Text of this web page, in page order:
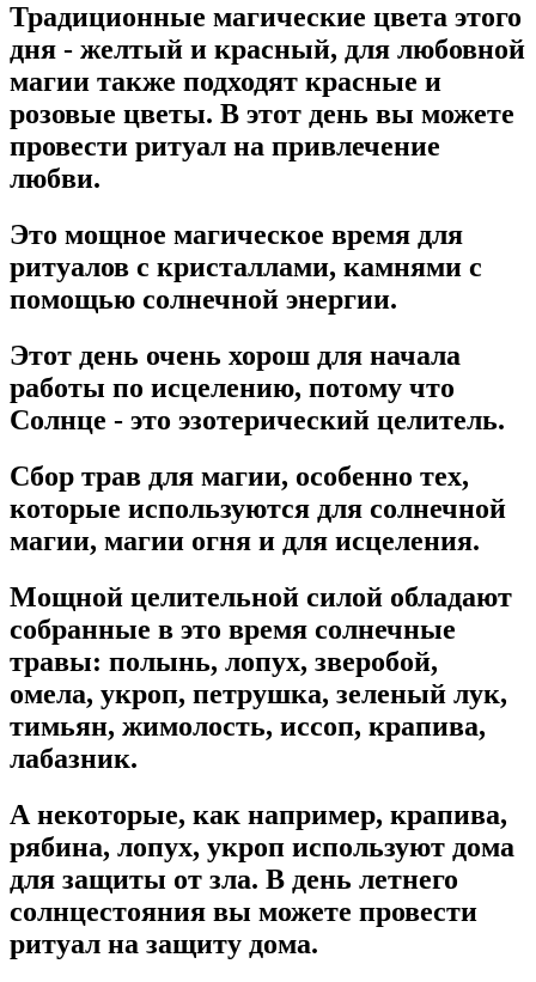
Традиционные магические цвета этого
дня - желтый и красный, для любовной
магии также подходят красные и
розовые цветы. В этот день вы можете
провести ритуал на привлечение
любви.
Это мощное магическое время для
ритуалов с кристаллами, камнями с
помощью солнечной энергии.
Этот день очень хорош для начала
работы по исцелению, потому что
Солнце - это эзотерический целитель.
Сбор трав для магии, особенно тех,
которые используются для солнечной
магии, магии огня и для исцеления.
Мощной целительной силой обладают
собранные в это время солнечные
травы: полынь, лопух, зверобой,
омела, укроп, петрушка, зеленый лук,
тимьян, жимолость, иссоп, крапива,
лабазник.
А некоторые, как например, крапива,
рябина, лопух, укроп используют дома
для защиты от зла. В день летнего
солнцестояния вы можете провести
ритуал на защиту дома.